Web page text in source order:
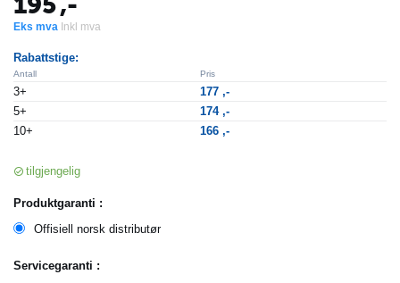
Eks mva Inkl mva
Rabattstige:
Antall
3+
5+
10+
Pris
177 ,-
174,-
166 ,-
tilgjengelig
Produktgaranti :
Offisiell norsk distributør
Servicegaranti :